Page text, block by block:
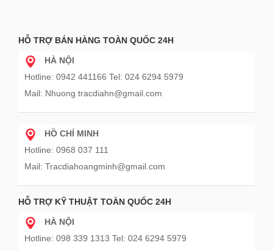
HỖ TRỢ BÁN HÀNG TOÀN QUỐC 24H
HÀ NỘI
Hotline: 0942 441166 Tel: 024 6294 5979
Mail: Nhuong.tracdiahn@gmail.com
HỒ CHÍ MINH
Hotline: 0968 037 111
Mail: Tracdiahoangminh@gmail.com
HỖ TRỢ KỸ THUẬT TOÀN QUỐC 24H
HÀ NỘI
Hotline: 098 339 1313 Tel: 024 6294 5979